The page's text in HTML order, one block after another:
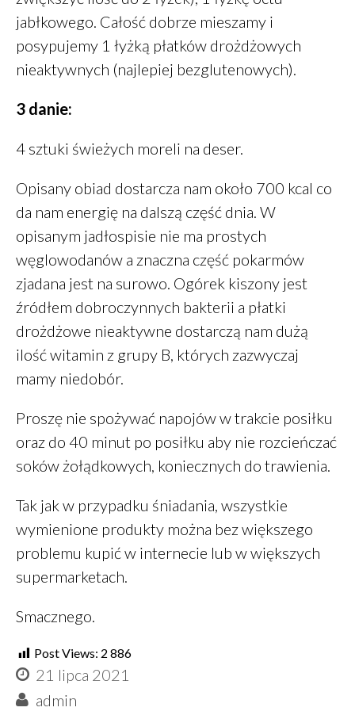
grudzień 2018
październik 2018
wrzesień 2018
Finanse
Przepisy
Zdrowie
Żywienie
jabłkowego. Całość dobrze mieszamy i
posypujemy 1 łyżką płatków drożdżowych
nieaktywnych (najlepiej bezglutenowych).
3 danie:
4 sztuki świeżych moreli na deser.
Opisany obiad dostarcza nam około 700 kcal co
da nam energię na dalszą część dnia. W
opisanym jadłospisie nie ma prostych
węglowodanów a znaczna część pokarmów
zjadana jest na surowo. Ogórek kiszony jest
źródłem dobroczynnych bakterii a płatki
drożdżowe nieaktywne dostarczą nam dużą
ilość witamin z grupy B, których zazwyczaj
mamy niedobór.
Proszę nie spożywać napojów w trakcie posiłku
oraz do 40 minut po posiłku aby nie rozcieńczać
soków żołądkowych, koniecznych do trawienia.
Tak jak w przypadku śniadania, wszystkie
wymienione produkty można bez większego
problemu kupić w internecie lub w większych
supermarketach.
Smacznego.
Post Views: 2 886
21 lipca 2021
admin